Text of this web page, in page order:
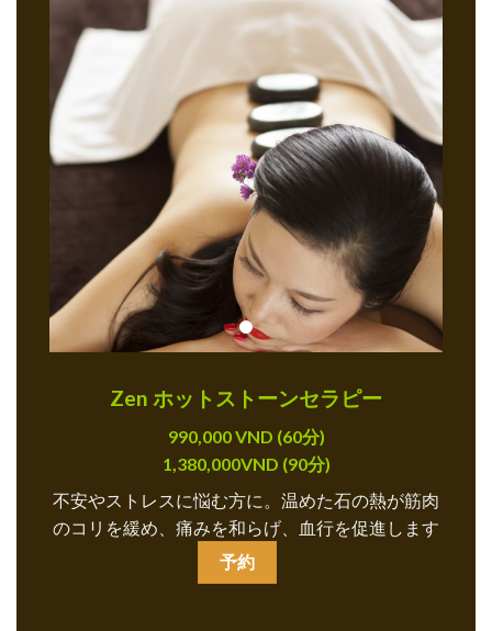
Zen ホットストーンセラピー
990,000 VND (60分)
1,380,000VND (90分)
不安やストレスに悩む方に。温めた石の熱が筋肉
のコリを緩め、痛みを和らげ、血行を促進します
予約